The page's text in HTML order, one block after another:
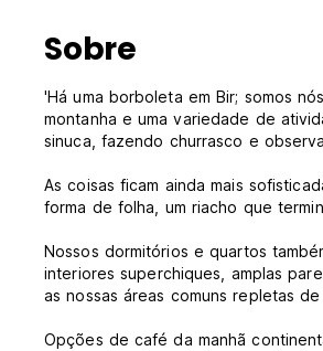
Sobre
'Há uma borboleta em Bir; somos
montanha e uma variedade de
sinuca, fazendo churrasco e
As coisas ficam ainda mais
forma de folha, um riacho que
Nossos dormitórios e quartos
interiores superchiques, amplas
as nossas áreas comuns repletas
Opções de café da manhã